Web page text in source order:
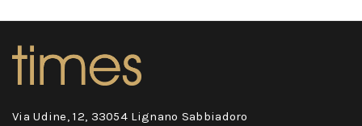
Via Udine, 12, 33054 Lignano Sabbiadoro